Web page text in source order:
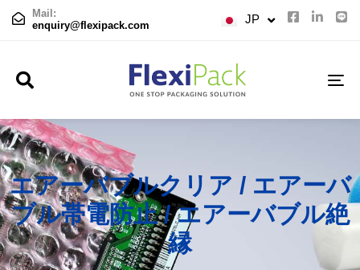
Mail:
enquiry@flexipack.com JP
CN
エアーバブルクリア / エアーバ
ブル帯電防止 / エアーバブル絶
縁